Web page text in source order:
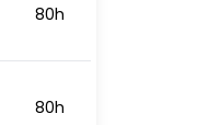
80h
80h